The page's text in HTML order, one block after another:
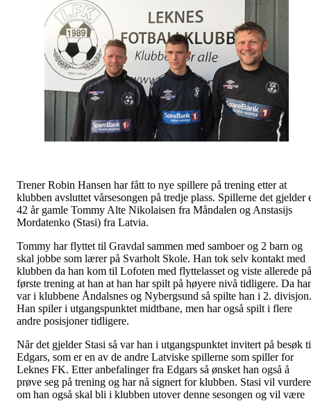
Trener Robin Hansen har fått to nye spillere på trening etter at
klubben avsluttet vårsesongen på tredje plass. Spillerne det gjelder
42 år gamle Tommy Alte Nikolaisen fra Måndalen og Anstasijs
Mordatenko (Stasi) fra Latvia.
Tommy har flyttet til Gravdal sammen med samboer og 2 barn og
skal jobbe som lærer på Svarholt Skole. Han tok selv kontakt med
klubben da han kom til Lofoten med flyttelasset og viste allerede på
første trening at han at han har spilt på høyere nivå tidligere. Da
var i klubbene Åndalsnes og Nybergsund så spilte han i 2. divisjon.
Han spiler i utgangspunktet midtbane, men har også spilt i flere
andre posisjoner tidligere.
Når det gjelder Stasi så var han i utgangspunktet invitert på besøk
Edgars, som er en av de andre Latviske spillerne som spiller for
Leknes FK. Etter anbefalinger fra Edgars så ønsket han også å
prøve seg på trening og har nå signert for klubben. Stasi vil vurdere
om han også skal bli i klubben utover denne sesongen og vil være